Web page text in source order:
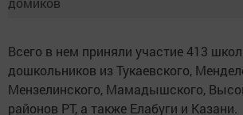
Всего в нем приняли участие 413
дошкольников из Тукаевского,
Мензелинского, Мамадышского,
районов РТ, а также Елабуги и Казани.